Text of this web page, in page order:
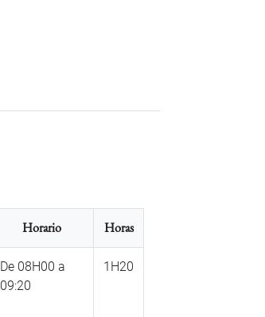
Horario Horas
De 08H00 a
09:20
1H20